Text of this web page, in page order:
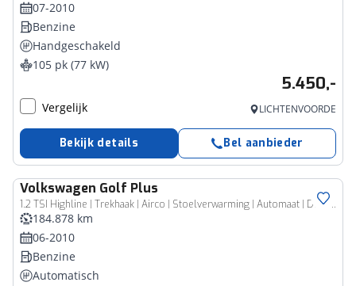
07-2010
Benzine
Handgeschakeld
105 pk (77 kW)
5.450,-
Vergelijk LICHTENVOORDE
Bekijk details Bel aanbieder
Volkswagen Golf Plus
1.2 TSI Highline | Trekhaak | Airco | Stoelverwarming | Automaat | DSG | Navigatie |
184.878 km
06-2010
Benzine
Automatisch